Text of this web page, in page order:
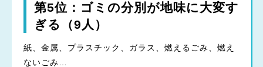
第5位：ゴミの分別が地味に大変す
ぎる（9人）
紙、金属、プラスチック、ガラス、燃えるごみ、燃え
ないごみ…